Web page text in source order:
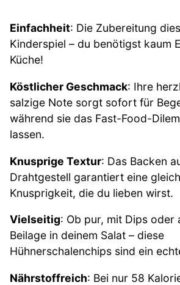
Einfachheit: Die Zubereitung
Kinderspiel – du benötigst kaum
Küche!
Köstlicher Geschmack: Ihre
salzige Note sorgt sofort für
während sie das Fast-Food-
lassen.
Knusprige Textur: Das Backen
Drahtgestell garantiert eine
Knusprigkeit, die du lieben wirst.
Vielseitig: Ob pur, mit Dips oder
Beilage in deinem Salat – diese
Hühnerschalenchips sind ein
Nährstoffreich: Bei nur 58